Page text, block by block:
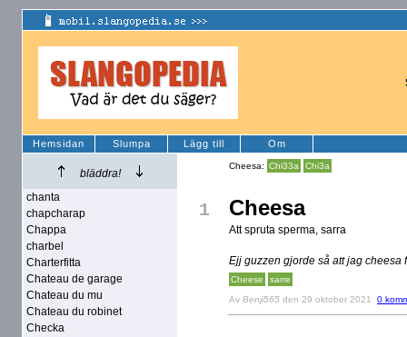
Hemsidan Slumpa Lägg till Om
bläddra!
chanta
chapcharap
Chappa
charbel
Charterfitta
Chateau de garage
Chateau du mu
Chateau du robinet
Checka
Cheesa: Chi33a Chi3a
1 Cheesa
Att spruta sperma, sarra
Ejj guzzen gjorde så att jag cheesa
Cheese sarre
Av Benji565 den 29 oktober 2021 0